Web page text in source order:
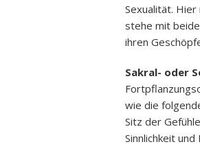
Sexualität.
stehe mit
ihren
Sakral- oder
wie die
Sitz der
Sinnlichkeit